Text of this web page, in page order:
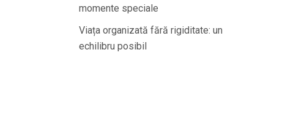
momente speciale
Viața organizată fără rigiditate: un
echilibru posibil